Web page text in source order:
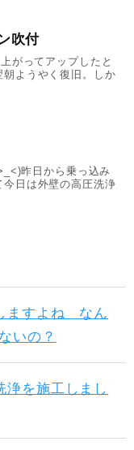
吹付
がってアップしたと
朝ようやく復旧。しか
昨日から乗っ込み
日は外壁の高圧洗浄
ますよね なん
いの？
浄を施工しまし